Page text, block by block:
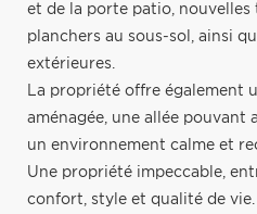
et de la porte patio, nouvelles
planchers au sous-sol, ainsi
extérieures.
La propriété offre également
aménagée, une allée pouvant
un environnement calme et
Une propriété impeccable,
confort, style et qualité de